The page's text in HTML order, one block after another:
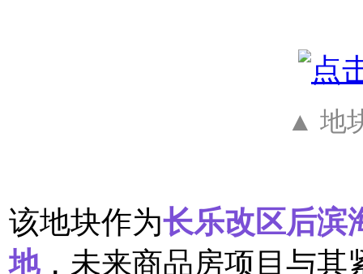
▲ 地
该地块作为长乐改区后滨
地，未来商品房项目与其